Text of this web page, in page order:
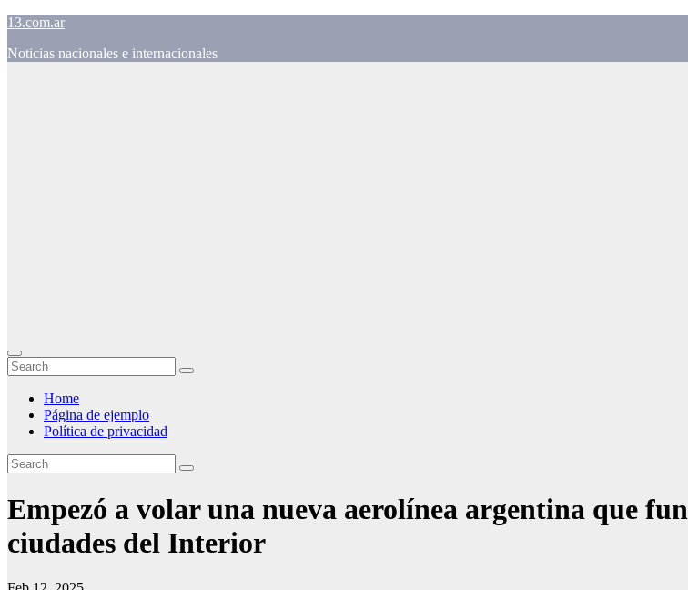
Skip
content
13.com.ar
Noticias nacionales e internacionales
Home
Página de ejemplo
Política de privacidad
Empezó a volar una nueva aerolínea argentina que
ciudades del Interior